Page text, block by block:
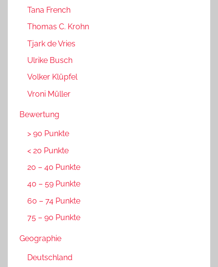
Tana French
Thomas C. Krohn
Tjark de Vries
Ulrike Busch
Volker Klüpfel
Vroni Müller
Bewertung
> 90 Punkte
< 20 Punkte
20 – 40 Punkte
40 – 59 Punkte
60 – 74 Punkte
75 – 90 Punkte
Geographie
Deutschland